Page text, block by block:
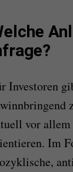
Investoren
vor allem
Im